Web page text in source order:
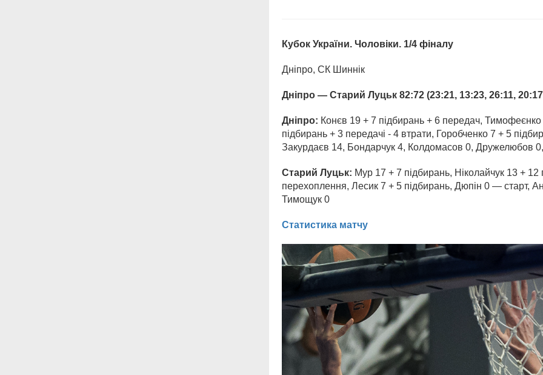
Кубок України. Чоловіки. 1/4 фіналу
Дніпро, СК Шиннік
Дніпро — Старий Луцьк 82:72 (23:21, 13:23, 26:11,
Дніпро: Конєв 19 + 7 підбирань + 6 передач,
підбирань + 3 передачі - 4 втрати, Горобченко 7 + 5
Закурдаєв 14, Бондарчук 4, Колдомасов 0, Дружелюбов
Старий Луцьк: Мур 17 + 7 підбирань, Ніколайчук 13 +
перехоплення, Лесик 7 + 5 підбирань, Дюпін 0 — старт,
Тимощук 0
Статистика матчу